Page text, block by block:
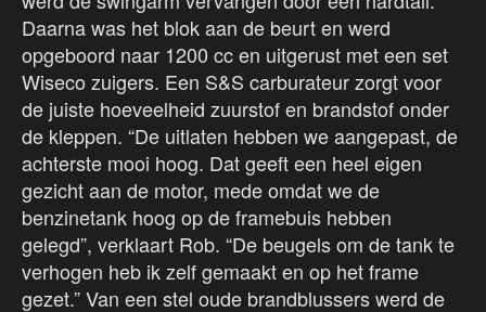
Daarna was het blok aan de beurt en werd
opgeboord naar 1200 cc en uitgerust met een set
Wiseco zuigers. Een S&S carburateur zorgt voor
de juiste hoeveelheid zuurstof en brandstof onder
de kleppen. “De uitlaten hebben we aangepast, de
achterste mooi hoog. Dat geeft een heel eigen
gezicht aan de motor, mede omdat we de
benzinetank hoog op de framebuis hebben
gelegd”, verklaart Rob. “De beugels om de tank te
verhogen heb ik zelf gemaakt en op het frame
gezet.” Van een stel oude brandblussers werd de